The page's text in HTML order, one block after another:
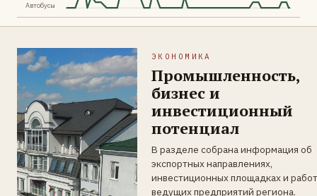
Автобусы
ЭКОНОМИКА
Промышленность,
бизнес и
инвестиционный
потенциал
В разделе собрана информация об
экспортных направлениях,
инвестиционных площадках и
ведущих предприятий региона.